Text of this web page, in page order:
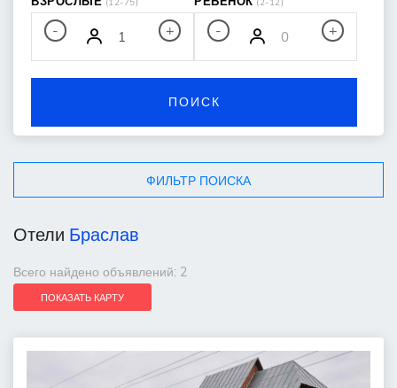
+
- +
-
ПОИСК
ФИЛЬТР ПОИСКА
Отели Браслав
Всего найдено объявлений: 2
ПОКАЗАТЬ КАРТУ